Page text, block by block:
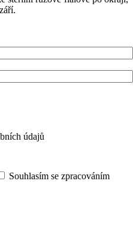
údajů
Souhlasím se zpracováním